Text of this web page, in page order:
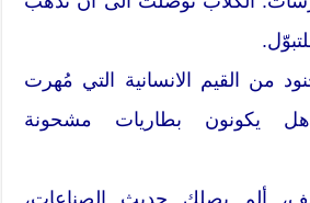
من القيم الانسانية التي مُهرت
هل يكونون بطاريات مشحونة
ألم يصلك حديث الصناعات،